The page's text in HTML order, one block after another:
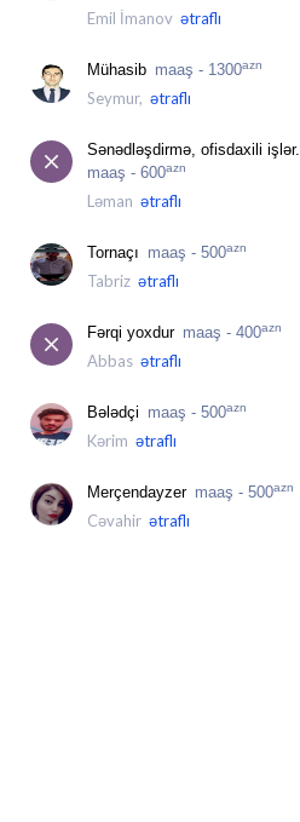
Emil İmanov ətraflı
Mühasib maaş - 1300azn
Seymur, ətraflı
Sənədləşdirmə, ofisdaxili işlər.
maaş - 600azn
Ləman ətraflı
Tornaçı maaş - 500azn
Tabriz ətraflı
Fərqi yoxdur maaş - 400azn
Abbas ətraflı
Bələdçi maaş - 500azn
Kərim ətraflı
Merçendayzer maaş - 500azn
Cəvahir ətraflı